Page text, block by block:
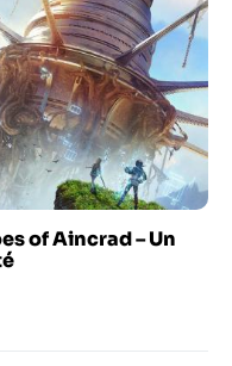
of Aincrad – Un